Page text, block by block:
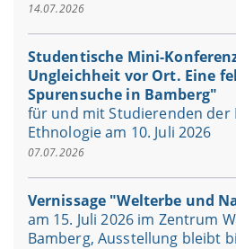
14.07.2026
Studentische Mini-
Ungleichheit vor Ort. Eine
Spurensuche in Bamberg"
für und mit Studierenden der
Ethnologie am 10. Juli 2026
07.07.2026
Vernissage "Welterbe und
am 15. Juli 2026 im Zentrum
Bamberg, Ausstellung bleibt